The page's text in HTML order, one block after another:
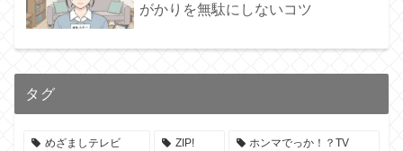
がかりを無駄にしないコツ
タグ
めざましテレビ ZIP! ホンマでっか！？TV